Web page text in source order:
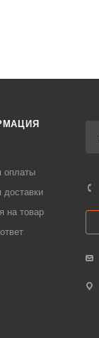
оплаты
доставки
на товар